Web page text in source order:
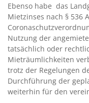
Ebenso habe das
Mietzinses nach § 536
Nutzung der
tatsächlich oder
Mieträumlichkeiten
trotz der Regelungen
Durchführung der
weiterhin für den